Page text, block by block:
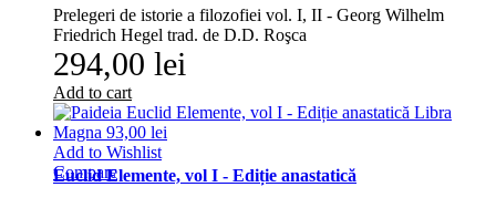
Prelegeri de istorie a filozofiei vol. I, II - Georg Wilhelm
Friedrich Hegel trad. de D.D. Roşca
294,00 lei
Add to cart
Add to Wishlist
Compare
Euclid Elemente, vol I - Ediție anastatică